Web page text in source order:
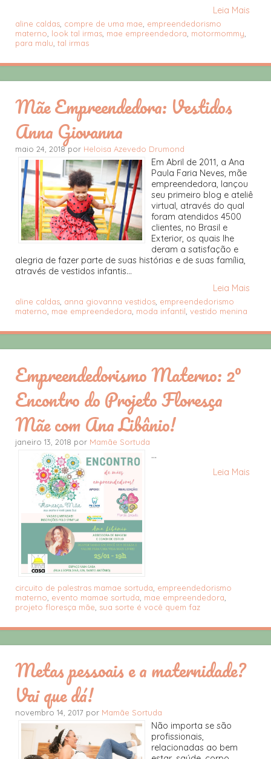
Leia Mais
aline caldas, compre de uma mae, empreendedorismo
materno, look tal irmas, mae empreendedora, motormommy,
para malu, tal irmas
Mãe Empreendedora: Vestidos
Anna Giovanna
maio 24, 2018 por Heloisa Azevedo Drumond
Em Abril de 2011, a Ana
Paula Faria Neves, mãe
empreendedora, lançou
seu primeiro blog e ateliê
virtual, através do qual
foram atendidos 4500
clientes, no Brasil e
Exterior, os quais lhe
deram a satisfação e
alegria de fazer parte de suas histórias e de suas família,
através de vestidos infantis...
Leia Mais
aline caldas anna giovanna vestidos empreendedorismo
materno mae empreendedora moda infantil vestido menina
Empreendedorismo Materno: 2º
Encontro do Projeto Floresça
Mãe com Ana Libânio!
janeiro 13, 2018 por Mamãe Sortuda
...
Leia Mais
circuito de palestras mamae sortuda empreendedorismo
materno evento mamae sortuda mae empreendedora
projeto floresça mãe sua sorte é você quem faz
Metas pessoais e a maternidade?
Vai que dá!
novembro 14, 2017 por Mamãe Sortuda
Não importa se são
profissionais,
relacionadas ao bem